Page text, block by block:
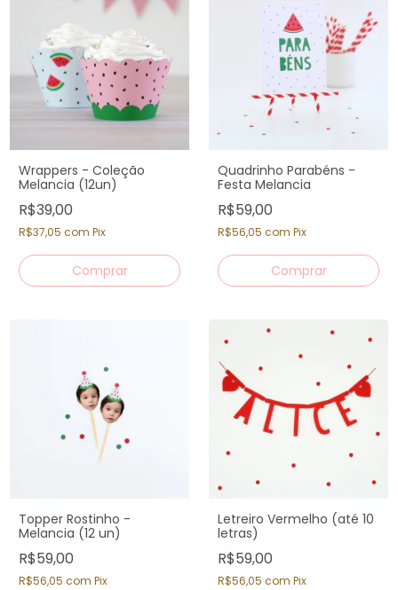
Wrappers - Coleção
Melancia (12un)
R$39,00
R$37,05 com Pix
Quadrinho Parabéns -
Festa Melancia
R$59,00
R$56,05 com Pix
Topper Rostinho -
Melancia (12 un)
R$59,00
R$56,05 com Pix
Letreiro Vermelho (até 10
letras)
R$59,00
R$56,05 com Pix